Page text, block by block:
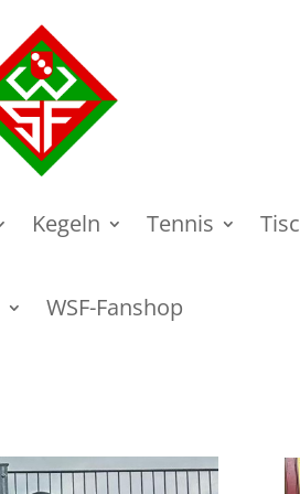
Kegeln Tennis
WSF-Fanshop